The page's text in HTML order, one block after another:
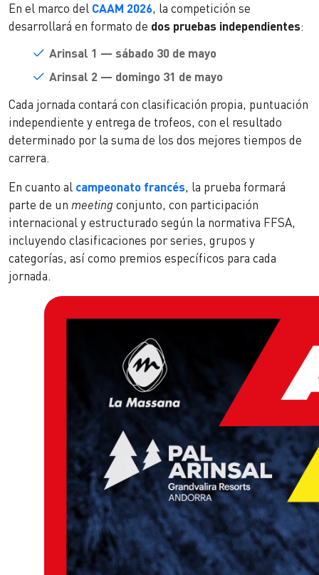
En el marco del CAAM 2026, la competición se
desarrollará en formato de dos pruebas independientes:
Arinsal 1 — sábado 30 de mayo
Arinsal 2 — domingo 31 de mayo
Cada jornada contará con clasificación propia, puntuación
independiente y entrega de trofeos, con el resultado
determinado por la suma de los dos mejores tiempos de
carrera.
En cuanto al campeonato francés, la prueba formará
parte de un meeting conjunto, con participación
internacional y estructurado según la normativa FFSA,
incluyendo clasificaciones por series, grupos y
categorías, así como premios específicos para cada
jornada.